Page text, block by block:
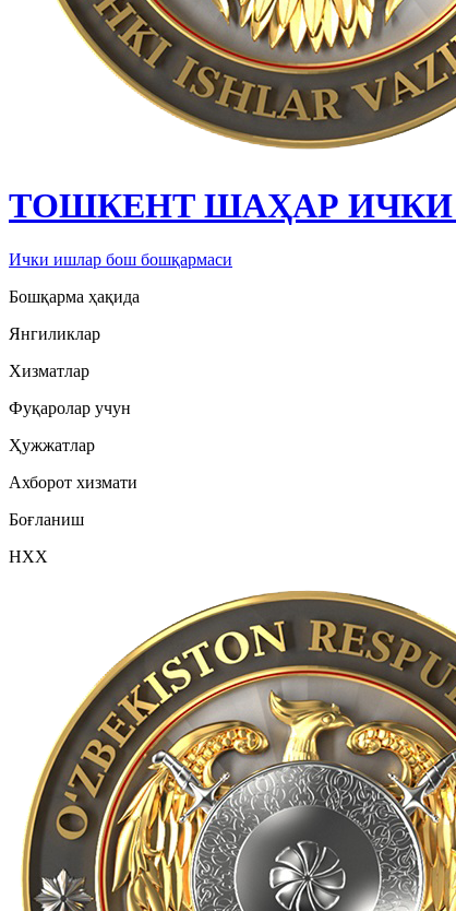
ТОШКЕНТ ШАҲАР
Ички ишлар бош бошқармаси
Бошқарма ҳақида
Янгиликлар
Хизматлар
Фуқаролар учун
Ҳужжатлар
Ахборот хизмати
Боғланиш
НХХ